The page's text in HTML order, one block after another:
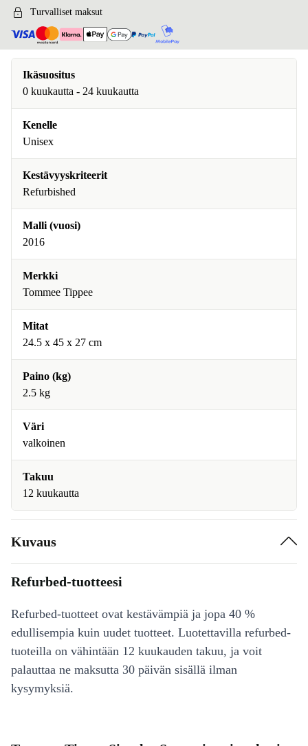
Turvalliset maksut
Ikäsuositus
0 kuukautta - 24 kuukautta
Kenelle
Unisex
Kestävyyskriteerit
Refurbished
Malli (vuosi)
2016
Merkki
Tommee Tippee
Mitat
24.5 x 45 x 27 cm
Paino (kg)
2.5 kg
Väri
valkoinen
Takuu
12 kuukautta
Kuvaus
Refurbed-tuotteesi
Refurbed-tuotteet ovat kestävämpiä ja jopa 40 %
edullisempia kuin uudet tuotteet. Luotettavilla refurbed-
tuoteilla on vähintään 12 kuukauden takuu, ja voit
palauttaa ne maksutta 30 päivän sisällä ilman
kysymyksiä.